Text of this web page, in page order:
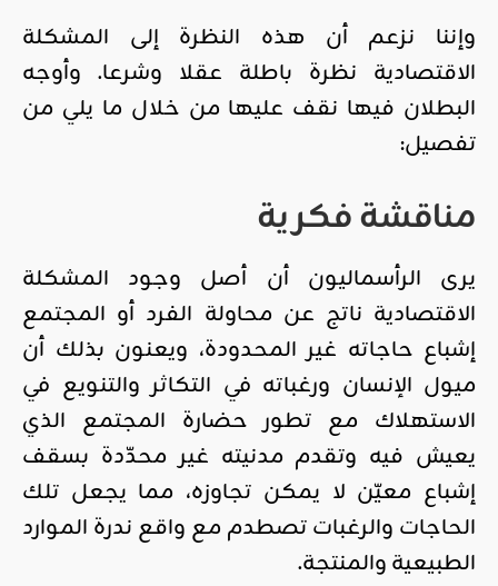
وإننا نزعم أن هذه النظرة إلى المشكلة
الاقتصادية نظرة باطلة عقلا وشرعا. وأوجه
البطلان فيها نقف عليها من خلال ما يلي من
تفصيل:
مناقشة فكرية
يرى الرأسماليون أن أصل وجود المشكلة
الاقتصادية ناتج عن محاولة الفرد أو المجتمع
إشباع حاجاته غير المحدودة، ويعنون بذلك أن
ميول الإنسان ورغباته في التكاثر والتنويع في
الاستهلاك مع تطور حضارة المجتمع الذي
يعيش فيه وتقدم مدنيته غير محدّدة بسقف
إشباع معيّن لا يمكن تجاوزه، مما يجعل تلك
الحاجات والرغبات تصطدم مع واقع ندرة الموارد
الطبيعية والمنتجة.